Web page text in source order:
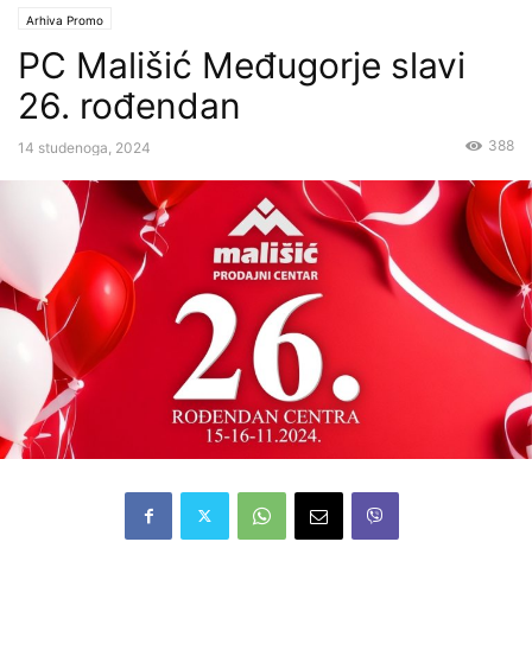
Arhiva Promo
PC Mališić Međugorje slavi
26. rođendan
14 studenoga, 2024 388